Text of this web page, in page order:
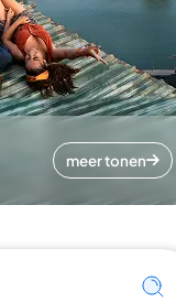
meer tonen